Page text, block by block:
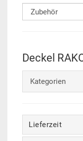
Deckel
Kategorien
Lieferzeit